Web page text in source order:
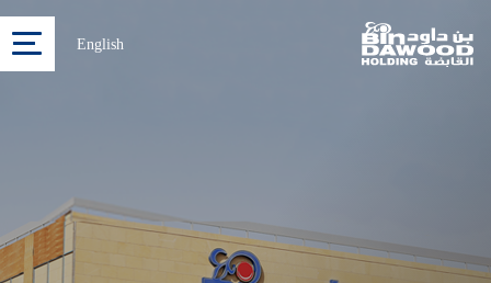
English